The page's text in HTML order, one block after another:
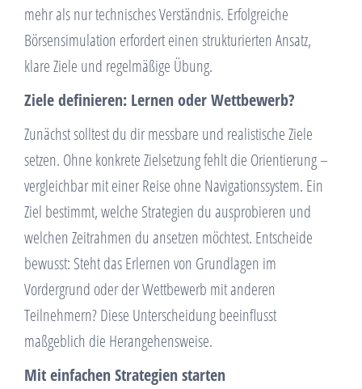
mehr als nur technisches Verständnis. Erfolgreiche
Börsensimulation erfordert einen strukturierten Ansatz,
klare Ziele und regelmäßige Übung.
Ziele definieren: Lernen oder Wettbewerb?
Zunächst solltest du dir messbare und realistische Ziele
setzen. Ohne konkrete Zielsetzung fehlt die Orientierung –
vergleichbar mit einer Reise ohne Navigationssystem. Ein
Ziel bestimmt, welche Strategien du ausprobieren und
welchen Zeitrahmen du ansetzen möchtest. Entscheide
bewusst: Steht das Erlernen von Grundlagen im
Vordergrund oder der Wettbewerb mit anderen
Teilnehmern? Diese Unterscheidung beeinflusst
maßgeblich die Herangehensweise.
Mit einfachen Strategien starten